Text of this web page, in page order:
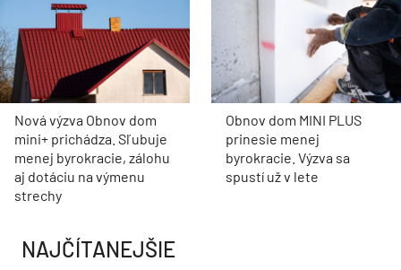
Nová výzva Obnov dom
mini+ prichádza. Sľubuje
menej byrokracie, zálohu
aj dotáciu na výmenu
strechy
Obnov dom MINI PLUS
prinesie menej
byrokracie. Výzva sa
spustí už v lete
NAJČÍTANEJŠIE